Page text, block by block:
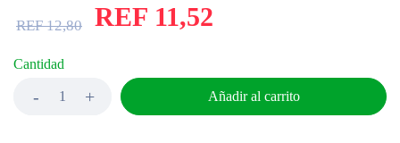
REF12,80 REF 11,52
Cantidad
Añadir al carrito